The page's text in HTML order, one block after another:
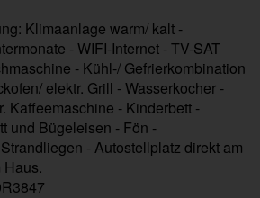
Klimaanlage warm/ kalt -
- WIFI-Internet - TV-SAT
- Kühl-/ Gefrierkombination
elektr. Grill - Wasserkocher -
Kaffeemaschine - Kinderbett -
und Bügeleisen - Fön -
- Autostellplatz direkt am
Haus.